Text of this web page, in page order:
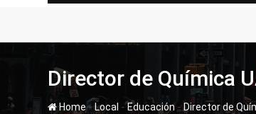
Director de Química
Home- Local -Educación -Director de